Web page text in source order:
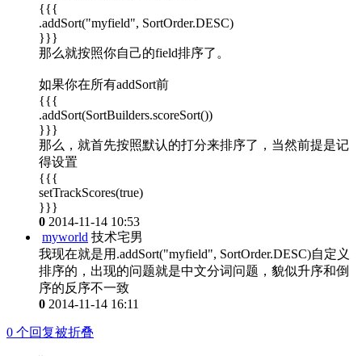
{{{
.addSort("myfield", SortOrder.DESC)
}}}
那么就按照你自己的field排序了。
如果你在所有addSort前
{{{
.addSort(SortBuilders.scoreSort())
}}}
那么，就首先按照默认的打分来排序了，当然前提是记
得设置
{{{
setTrackScores(true)
}}}
0 2014-11-14 10:53
myworld 技术宅男
我现在就是用.addSort("myfield", SortOrder.DESC)自定义
排序的，出现的问题就是中文分词问题，貌似升序和倒
序的反序不一致
0 2014-11-14 16:11
0 个回复被折叠